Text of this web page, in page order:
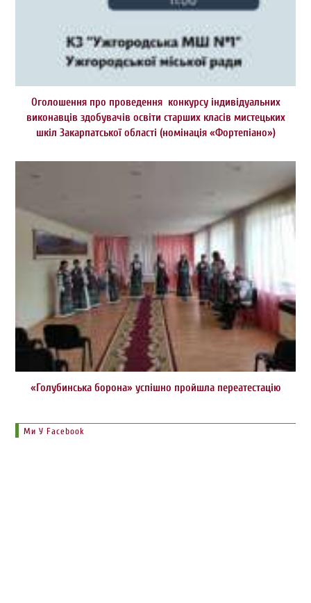
Оголошення про проведення конкурсу індивідуальних
виконавців здобувачів освіти старших класів мистецьких
шкіл Закарпатської області (номінація «Фортепіано»)
«Голубинська борона» успішно пройшла переатестацію
Ми У Facebook